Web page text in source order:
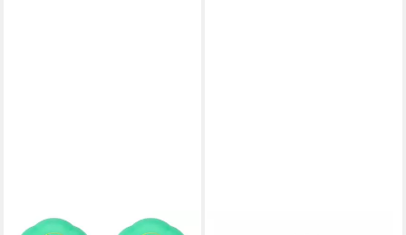
ESSENCE